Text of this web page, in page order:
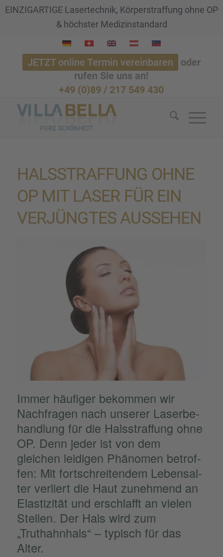
EINZIGARTIGE Lasertechnik, Körperstraffung ohne OP
& höchster Medizinstandard
JETZT online Termin vereinbaren
oder
rufen Sie uns an!
+49 (0)89 / 217 549 430
HALSSTRAF­FUNG OHNE
OP MIT LASER FÜR EIN
VERJÜNG­TES AUSSE­HEN
Immer häufi­ger bekom­men wir
Nachfra­gen nach unserer Laser­be­
hand­lung für die Halsstraf­fung ohne
OP. Denn jeder ist von dem
gleichen leidi­gen Phäno­men betrof­
fen: Mit fortschrei­ten­dem Lebens­al­
ter verliert die Haut zuneh­mend an
Elasti­zi­tät und erschlafft an vielen
Stellen. Der Hals wird zum
„Truthahn­hals“ – typisch für das
Alter.